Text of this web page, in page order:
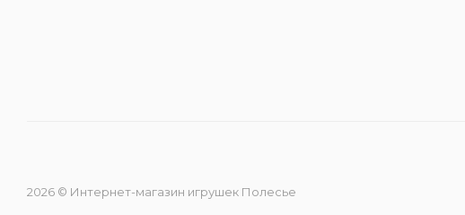
2026 © Интернет-магазин игрушек Полесье